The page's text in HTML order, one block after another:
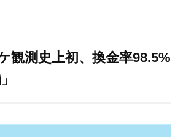
観測史上初、換金率98.5%